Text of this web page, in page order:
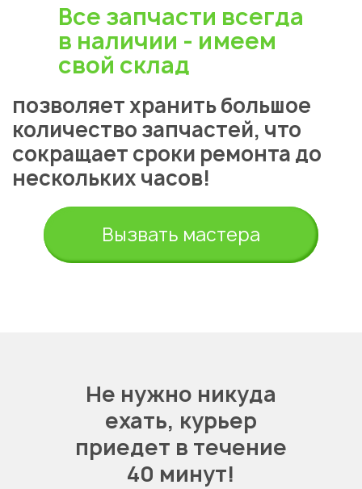
Все запчасти всегда
в наличии - имеем
свой склад
позволяет хранить большое
количество запчастей, что
сокращает сроки ремонта до
нескольких часов!
Вызвать мастера
Не нужно никуда
ехать, курьер
приедет в течение
40 минут!